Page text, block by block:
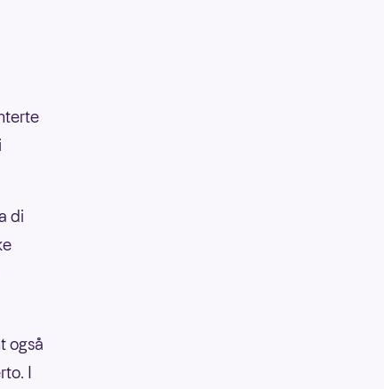
di
også
I